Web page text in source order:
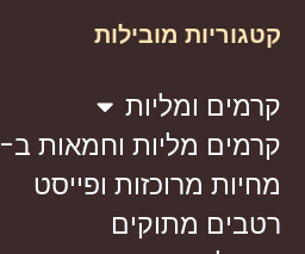
קטגוריות מובילות
קרמים ומליות
קרמים מליות וחמאות ב-300 גרם
מחיות מרוכזות ופייסט
רטבים מתוקים